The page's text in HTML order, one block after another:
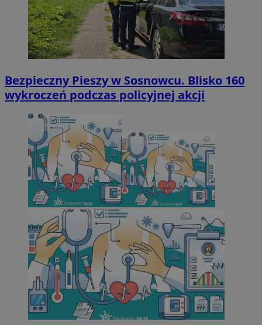
Bezpieczny Pieszy w Sosnowcu. Blisko 160
wykroczeń podczas policyjnej akcji